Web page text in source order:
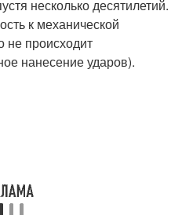
несколько десятилетий.
к механической
не происходит
нанесение ударов).